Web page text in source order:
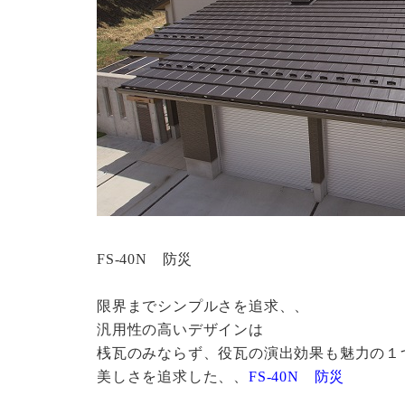
FS-40N 防災
限界までシンプルさを追求、、
汎用性の高いデザインは
桟瓦のみならず、役瓦の演出効果も魅力の１
美しさを追求した、、 FS-40N 防災